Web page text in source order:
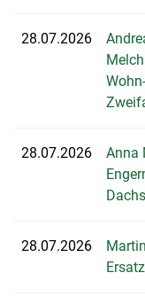
28.07.2026
28.07.2026
Anna
28.07.2026